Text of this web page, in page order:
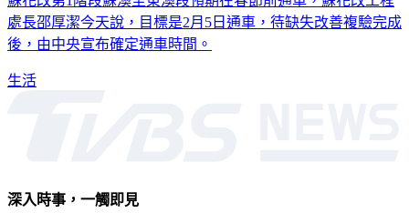
處長邵厚潔今天說，目標是2月5日通車，待缺失改善複驗完成
後，由中央宣布確定通車時間。
生活
深入時事，一觸即見